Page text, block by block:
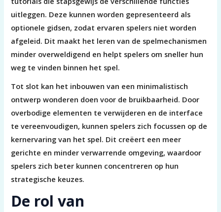
uitleggen. Deze kunnen worden gepresenteerd als
optionele gidsen, zodat ervaren spelers niet worden
afgeleid. Dit maakt het leren van de spelmechanismen
minder overweldigend en helpt spelers om sneller hun
weg te vinden binnen het spel.
Tot slot kan het inbouwen van een minimalistisch
ontwerp wonderen doen voor de bruikbaarheid. Door
overbodige elementen te verwijderen en de interface
te vereenvoudigen, kunnen spelers zich focussen op de
kernervaring van het spel. Dit creëert een meer
gerichte en minder verwarrende omgeving, waardoor
spelers zich beter kunnen concentreren op hun
strategische keuzes.
De rol van